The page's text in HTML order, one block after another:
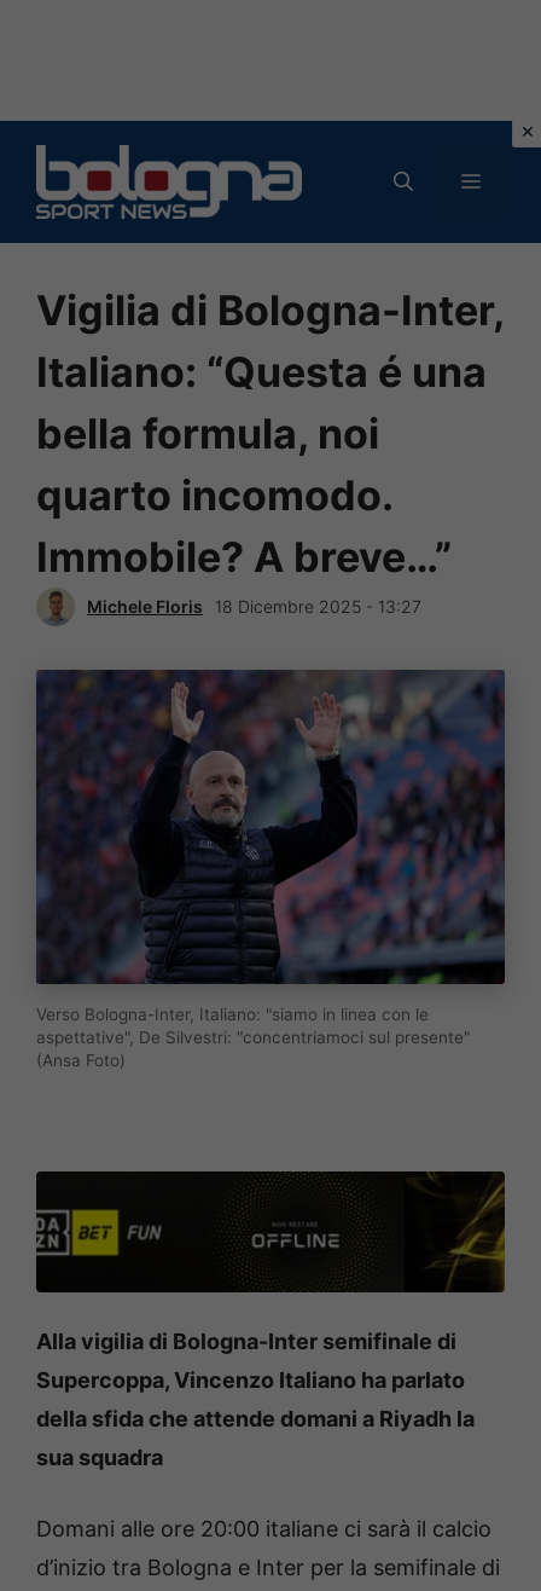
contenuto
MENU
Vigilia di Bologna-Inter,
Italiano: “Questa é una
bella formula, noi
quarto incomodo.
Immobile? A breve…”
Michele Floris 18 Dicembre 2025 - 13:27
Verso Bologna-Inter, Italiano: "siamo in linea con le
aspettative", De Silvestri: "concentriamoci sul presente"
(Ansa Foto)
Alla vigilia di Bologna-Inter semifinale di
Supercoppa, Vincenzo Italiano ha parlato
della sfida che attende domani a Riyadh la
sua squadra
Domani alle ore 20:00 italiane ci sarà il calcio
d’inizio tra Bologna e Inter per la semifinale di